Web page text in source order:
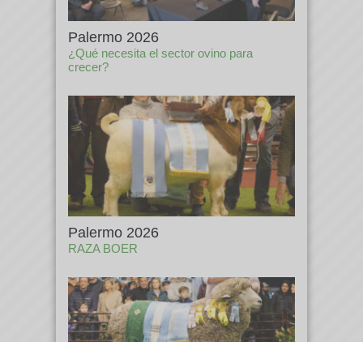
Palermo 2026
¿Qué necesita el sector ovino para
crecer?
Palermo 2026
RAZA BOER